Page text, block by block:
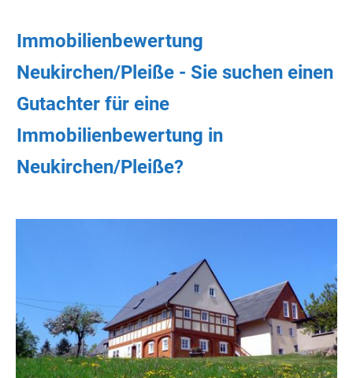
Immobilienbewertung
Neukirchen/Pleiße - Sie suchen einen
Gutachter für eine
Immobilienbewertung in
Neukirchen/Pleiße?